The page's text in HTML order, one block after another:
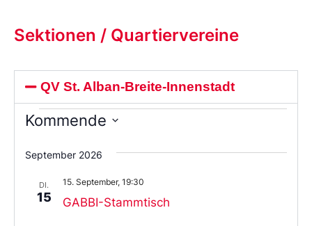
Sektionen / Quartiervereine
QV St. Alban-Breite-Innenstadt
Kommende
Sie
das
aus.
September 2026
DI.
15 GABBI-Stammtisch
15. September, 19:30